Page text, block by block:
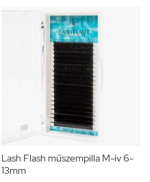
Lash Flash műszempilla M-ív 6-
13mm